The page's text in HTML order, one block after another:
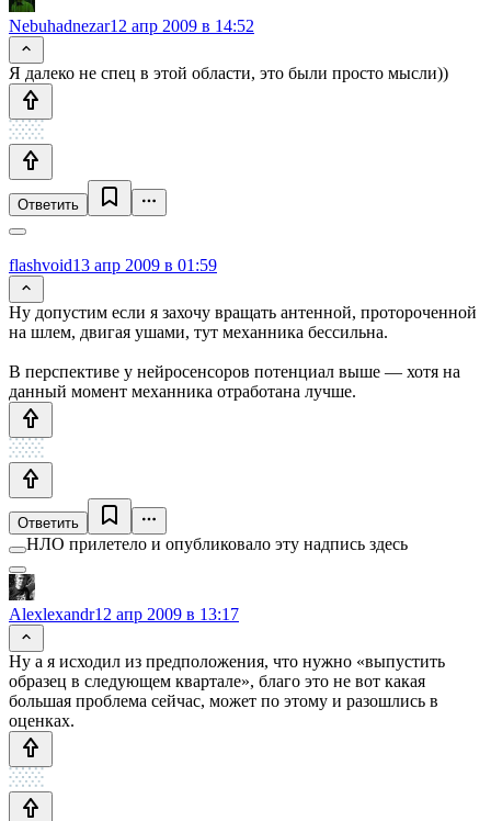
Nebuhadnezar12 апр 2009 в 14:52
Я далеко не спец в этой области, это были просто мысли))
Ответить
flashvoid13 апр 2009 в 01:59
Ну допустим если я захочу вращать антенной, протороченной
на шлем, двигая ушами, тут механника бессильна.
В перспективе у нейросенсоров потенциал выше — хотя на
данный момент механника отработана лучше.
Ответить
НЛО прилетело и опубликовало эту надпись здесь
Alexlexandr12 апр 2009 в 13:17
Ну а я исходил из предположения, что нужно «выпустить
образец в следующем квартале», благо это не вот какая
большая проблема сейчас, может по этому и разошлись в
оценках.